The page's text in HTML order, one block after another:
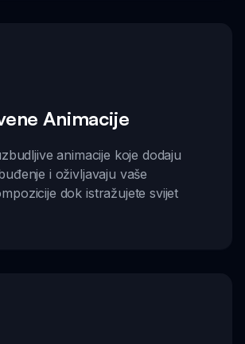
Animacije
animacije koje dodaju
i oživljavaju vaše
dok istražujete svijet